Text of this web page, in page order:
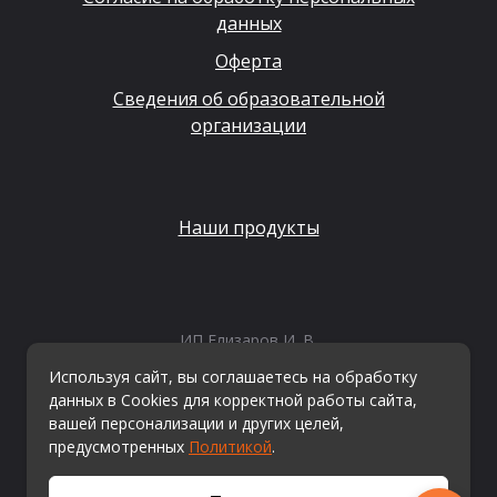
данных
Оферта
Сведения об образовательной
организации
Наши продукты
ИП Елизаров И. В.
ОГРНИП: 315665800057162
Эл. почта:info@kvestiks.ru
Используя сайт, вы соглашаетесь на обработку
данных в Cookies для корректной работы сайта,
вашей персонализации и других целей,
предусмотренных Политикой.